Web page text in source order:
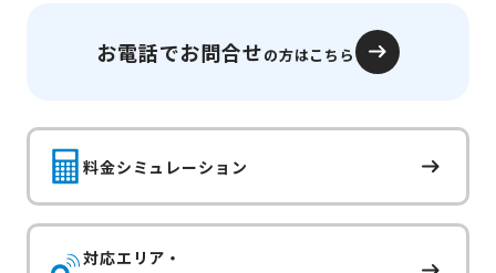
お電話でお問合せの方はこちら
料金シミュレーション
対応エリア・